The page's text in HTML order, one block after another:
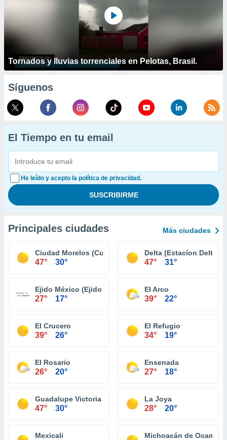
Tornados y lluvias torrenciales en Pelotas, Brasil.
Síguenos
El Tiempo en tu email
He leído y acepto la política de privacidad.
Principales ciudades Más ciudades
Ciudad Morelos (Cuervos)
47° 30°
Delta (Estacíon Delta)
47° 31°
Ejido México (Ejido Punta Colonet)
27° 17°
El Arco
39° 22°
El Crucero
39° 26°
El Refugio
34° 19°
El Rosario
26° 20°
Ensenada
27° 18°
Guadalupe Victoria (Km. 43)
47° 30°
La Joya
28° 20°
Mexicali Michoacán de Ocampo